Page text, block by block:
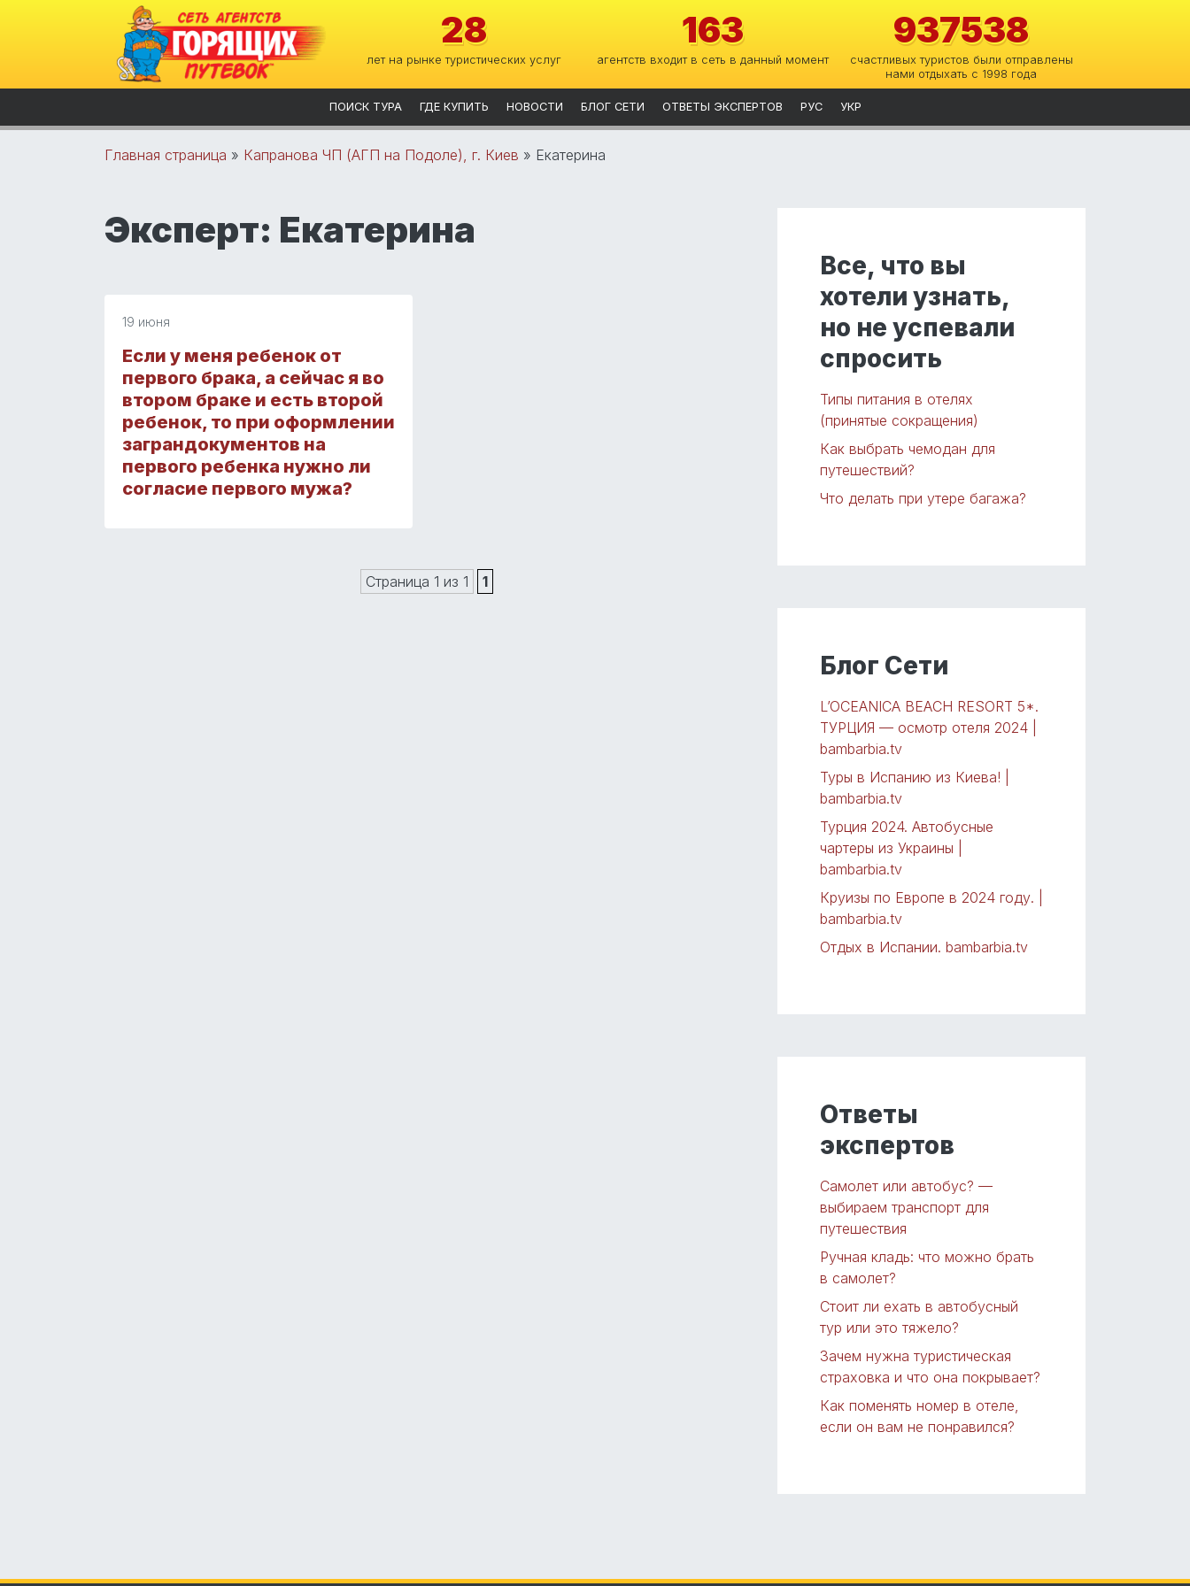
28
лет на рынке туристических услуг
163
агентств входит в сеть в данный момент
937538
счастливых туристов были отправлены
нами отдыхать с 1998 года
ПОИСК ТУРА ГДЕ КУПИТЬ НОВОСТИ БЛОГ СЕТИ ОТВЕТЫ ЭКСПЕРТОВ РУС УКР
Главная страница » Капранова ЧП (АГП на Подоле), г. Киев » Екатерина
Эксперт: Екатерина
19 июня
Если у меня ребенок от
первого брака, а сейчас я во
втором браке и есть второй
ребенок, то при оформлении
заграндокументов на
первого ребенка нужно ли
согласие первого мужа?
Страница 1 из 1 1
Все, что вы
хотели узнать,
но не успевали
спросить
Типы питания в отелях
(принятые сокращения)
Как выбрать чемодан для
путешествий?
Что делать при утере багажа?
Блог Сети
L’OCEANICA BEACH RESORT 5*.
ТУРЦИЯ — осмотр отеля 2024 |
bambarbia.tv
Туры в Испанию из Киева! |
bambarbia.tv
Турция 2024. Автобусные
чартеры из Украины |
bambarbia.tv
Круизы по Европе в 2024 году. |
bambarbia.tv
Отдых в Испании. bambarbia.tv
Ответы
экспертов
Самолет или автобус? —
выбираем транспорт для
путешествия
Ручная кладь: что можно брать
в самолет?
Стоит ли ехать в автобусный
тур или это тяжело?
Зачем нужна туристическая
страховка и что она покрывает?
Как поменять номер в отеле,
если он вам не понравился?